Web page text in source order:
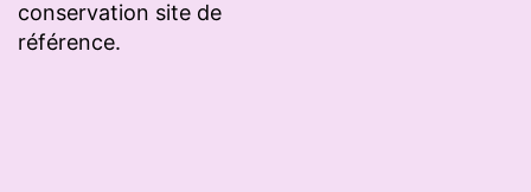
conservation site de
référence.